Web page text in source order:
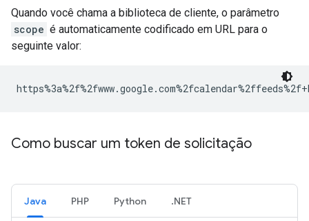
Quando você chama a biblioteca de cliente, o parâmetro
scope é automaticamente codificado em URL para o
seguinte valor:
Como buscar um token de solicitação
Java PHP Python .NET